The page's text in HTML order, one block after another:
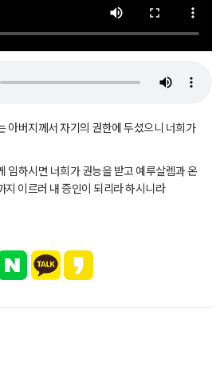
아버지께서 자기의 권한에 두셨으니 너희가
임하시면 너희가 권능을 받고 예루살렘과 온
지 이르러 내 증인이 되리라 하시니라